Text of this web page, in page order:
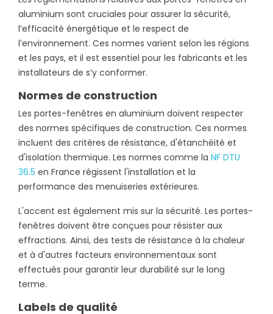
aluminium sont cruciales pour assurer la sécurité,
l’efficacité énergétique et le respect de
l’environnement. Ces normes varient selon les régions
et les pays, et il est essentiel pour les fabricants et les
installateurs de s’y conformer.
Normes de construction
Les portes-fenêtres en aluminium doivent respecter
des normes spécifiques de construction. Ces normes
incluent des critères de résistance, d'étanchéité et
d'isolation thermique. Les normes comme la NF DTU
36.5 en France régissent l'installation et la
performance des menuiseries extérieures.
L'accent est également mis sur la sécurité. Les portes-
fenêtres doivent être conçues pour résister aux
effractions. Ainsi, des tests de résistance à la chaleur
et à d'autres facteurs environnementaux sont
effectués pour garantir leur durabilité sur le long
terme.
Labels de qualité